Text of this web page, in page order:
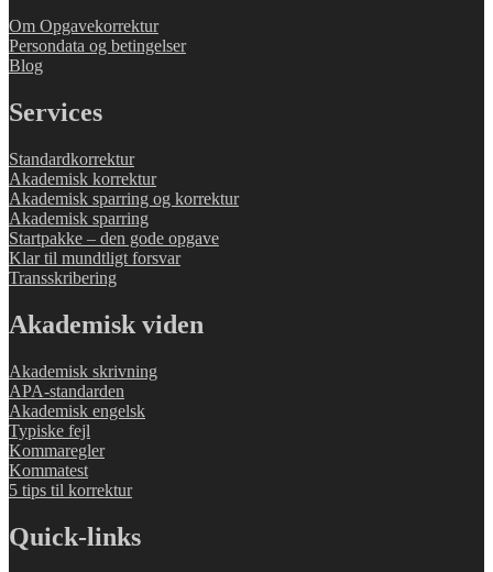
Om Opgavekorrektur
Persondata og betingelser
Blog
Services
Standardkorrektur
Akademisk korrektur
Akademisk sparring og korrektur
Akademisk sparring
Startpakke – den gode opgave
Klar til mundtligt forsvar
Transskribering
Akademisk viden
Akademisk skrivning
APA-standarden
Akademisk engelsk
Typiske fejl
Kommaregler
Kommatest
5 tips til korrektur
Quick-links